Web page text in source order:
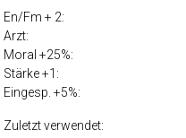
En/Fm + 2:
Arzt:
Moral +25%:
Stärke +1:
Eingesp. +5%:
Zuletzt verwendet: